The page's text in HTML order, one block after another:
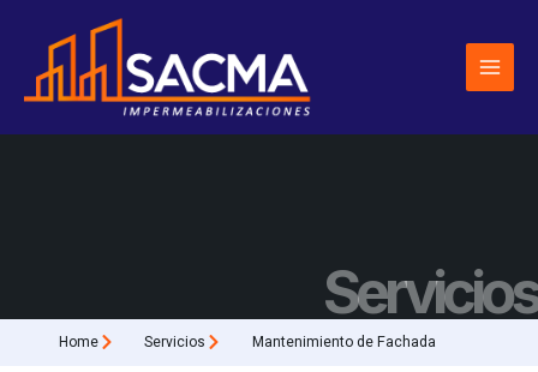
contenido
Servicios
Home Servicios Mantenimiento de Fachada